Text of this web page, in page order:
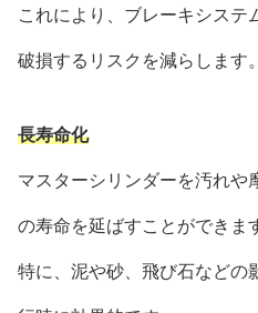
これにより、ブレーキシステ
破損するリスクを減らします。
長寿命化
マスターシリンダーを汚れや
の寿命を延ばすことができま
特に、泥や砂、飛び石などの